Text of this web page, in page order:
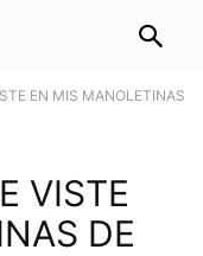
EN MIS MANOLETINAS
VISTE
DE